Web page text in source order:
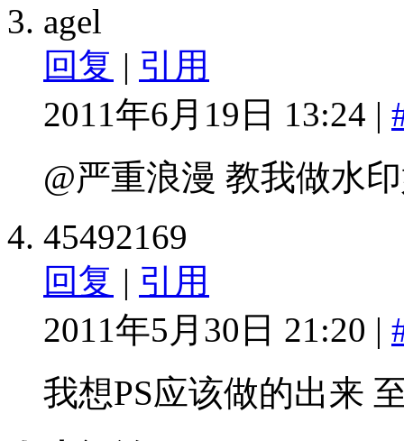
agel
回复 | 引用
2011年6月19日 13:24 |
@严重浪漫 教我做水
45492169
回复 | 引用
2011年5月30日 21:20 |
我想PS应该做的出来